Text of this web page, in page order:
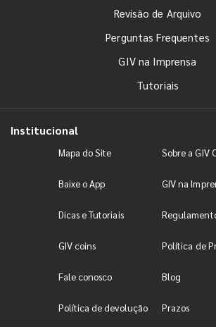
Revisão de Arquivo
Perguntas Frequentes
GIV na Imprensa
Tutoriais
Institucional
Mapa do Site Sobre a GIV
Baixe o App GIV na
Dicas e Tutoriais
GIV coins Política de
Fale conosco Blog
Política de devolução Prazos